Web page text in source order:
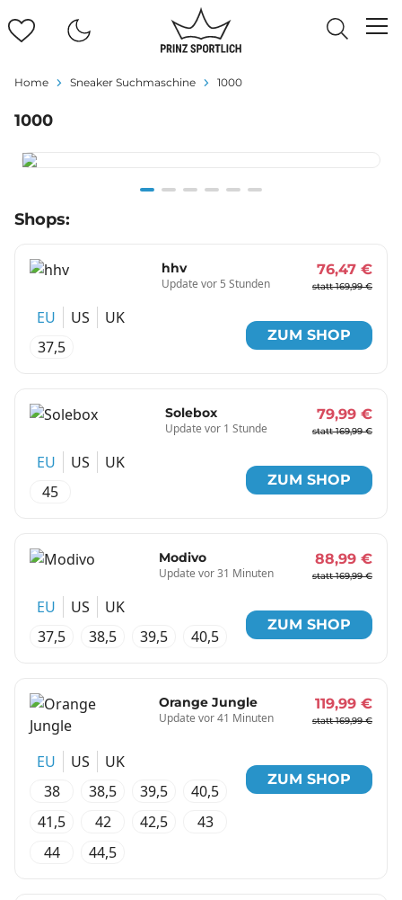
Home Sneaker Suchmaschine 1000
1000
1
Shops:
hhv
Update vor 5 Stunden
76,47 €
statt 169,99 €
EU US
UK
37,5
ZUM SHOP
Solebox
Update vor 1 Stunde
79,99 €
statt 169,99 €
EU US
UK
45
ZUM SHOP
Modivo
Update vor 31 Minuten
88,99 €
statt 169,99 €
EU US
UK
37,5
38,5 39,5 40,5
ZUM SHOP
Orange Jungle
Update vor 41 Minuten
119,99 €
statt 169,99 €
EU US
UK
38
38,5 39,5
40,5
41,5
42 42,5
43
44
44,5
ZUM SHOP